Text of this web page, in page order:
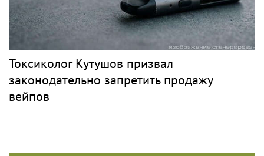
Токсиколог Кутушов призвал
законодательно запретить продажу
вейпов